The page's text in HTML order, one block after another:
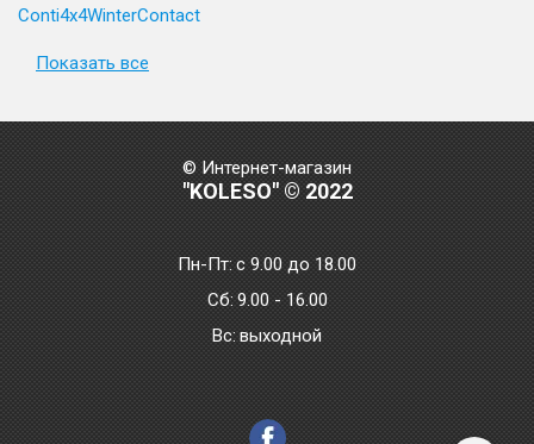
Conti4x4WinterContact
Показать все
© Интернет-магазин
"KOLESO" © 2022
Пн-Пт:с 9.00 до 18.00
Сб: 9.00 - 16.00
Bc: выходной